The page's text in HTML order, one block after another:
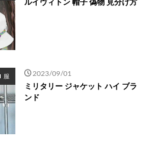
ルイヴィトン 帽子 偽物 見分け方
服 2023/09/01
ミリタリー ジャケット ハイ ブラ
ンド